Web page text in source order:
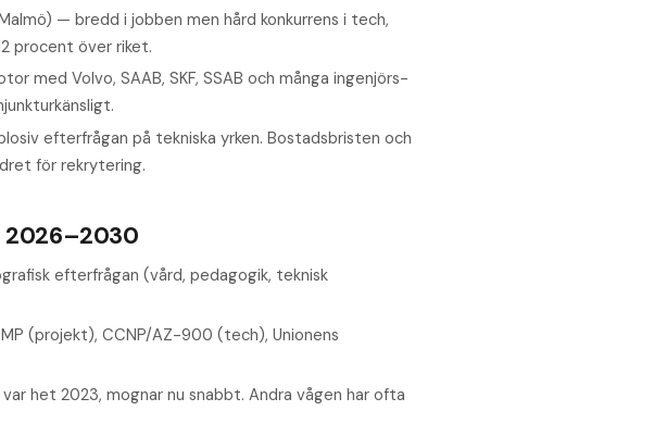
— bredd i jobben men hård konkurrens i tech,
procent över riket.
med Volvo, SAAB, SKF, SSAB och många ingenjörs­
efterfrågan på tekniska yrken. Bostads­bristen och
för rekrytering.
2026–2030
efterfrågan (vård, pedagogik, teknisk
(projekt), CCNP/AZ-900 (tech), Unionens
het 2023, mognar nu snabbt. Andra vågen har ofta